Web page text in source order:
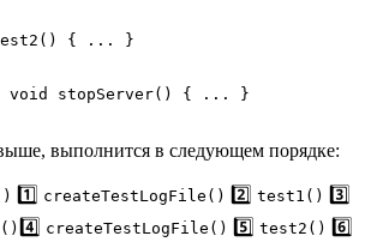
выполнится в следующем порядке:
1️⃣ createTestLogFile() 2️⃣ test1() 3️⃣
4️⃣ createTestLogFile() 5️⃣ test2() 6️⃣